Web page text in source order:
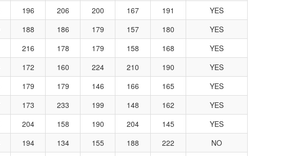
196 206 200 167 191
YES
188 186 179 157 180
YES
216 178 179 158 168
YES
172 160 224 210 190
YES
179 179 146 166 165
YES
173 233 199 148 162
YES
204 158 190 204 145
YES
194 134 155 188 222
NO